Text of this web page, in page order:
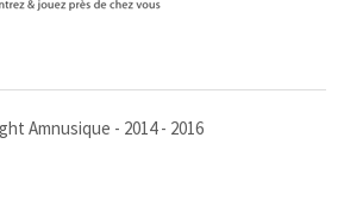
Amnusique - 2014 - 2016